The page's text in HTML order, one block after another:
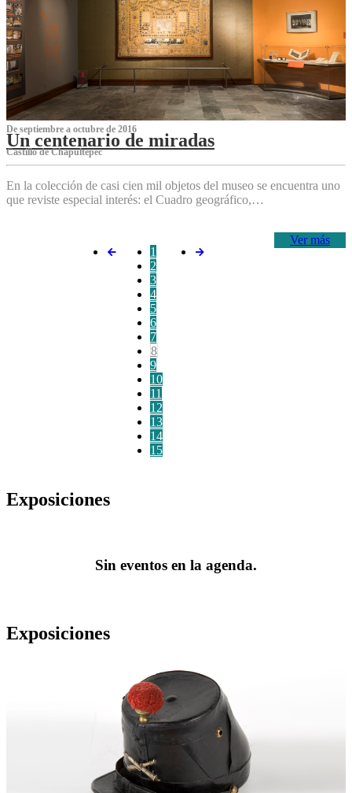
De septiembre a octubre de 2016
Un centenario de miradas
Castillo de Chapultepec
En la colección de casi cien mil objetos del museo se encuentra uno
que reviste especial interés: el Cuadro geográfico,…
Ver más
1
2
3
4
5
6
7
8
9
10
11
12
13
14
15
Exposiciones
Sin eventos en la agenda.
Exposiciones